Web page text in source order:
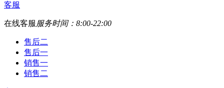
客服
在线客服 服务时间：8:00-22:00
售后二
售后一
销售一
销售二